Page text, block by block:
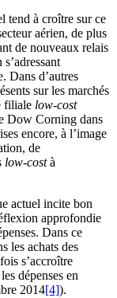
tend à croître sur ce
aérien, de plus
de nouveaux relais
Dans d’autres
sur les marchés
filiale low-cost
Dow Corning dans
encore, à l’image
de
low-costà
actuel incite bon
approfondie
Dans ce
les achats des
s’accroître
dépenses en
2014[4]).